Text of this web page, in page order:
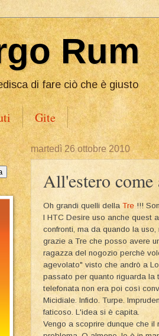
Rum
di fare ciò che è giusto
Gite
martedì 26 ottobre 2010
All'estero come
Oh grandi quelli della Tre!!!
l HTC Desire uso anche quest
confronti, ma da quando la
grazie a Tre che posso avere
ragazza del nogozio perchè
agevolato" visto che andrò a
passato per quanto riguarda la
telefonata non era poi così
Micidiale. Infido. Turpe.
faticoso. L'idea si è capita.
Vengo a scoprire dunque che il